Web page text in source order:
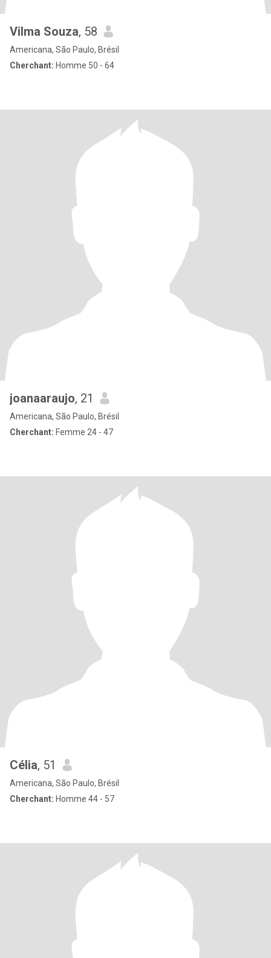
Vilma Souza, 58
Americana, São Paulo, Brésil
Cherchant: Homme 50 - 64
joanaaraujo, 21
Americana, São Paulo, Brésil
Cherchant: Femme 24 - 47
Célia, 51
Americana, São Paulo, Brésil
Cherchant: Homme 44 - 57